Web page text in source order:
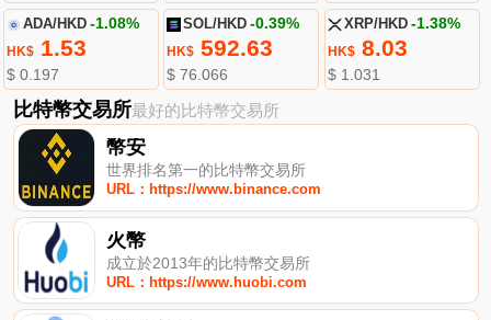
ADA/HKD -1.08%
HK$1.53
$ 0.197
SOL/HKD -0.39%
HK$ 592.63
$ 76.066
XRP/HKD -1.38%
HK$8.03
$ 1.031
比特幣交易所最好的比特幣交易所
幣安
世界排名第一的比特幣交易所
URL：https://www.binance.com
火幣
成立於2013年的比特幣交易所
URL：https://www.huobi.com